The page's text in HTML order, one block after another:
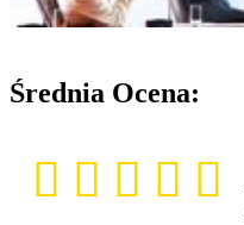
Średnia Ocena: